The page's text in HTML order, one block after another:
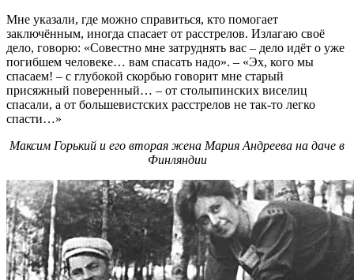
Мне указали, где можно справиться, кто помогает
заключённым, иногда спасает от расстрелов. Излагаю своё
дело, говорю: «Совестно мне затруднять вас – дело идёт о уже
погибшем человеке… вам спасать надо». – «Эх, кого мы
спасаем! – с глубокой скорбью говорит мне старый
присяжный поверенный… – от столыпинских виселиц
спасали, а от большевистских расстрелов не так-то легко
спасти…»
Максим Горький и его вторая жена Мария Андреева на даче в
Финляндии